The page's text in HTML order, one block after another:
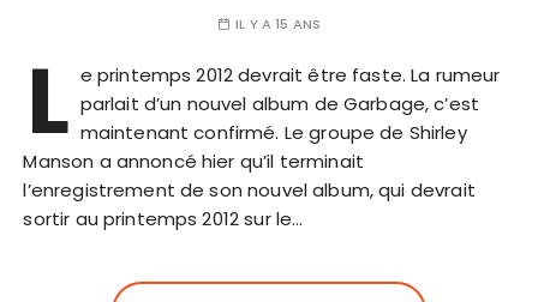
IL Y A 15 ANS
L e printemps 2012 devrait être faste. La rumeur
parlait d’un nouvel album de Garbage, c’est
maintenant confirmé. Le groupe de Shirley
Manson a annoncé hier qu’il terminait
l’enregistrement de son nouvel album, qui devrait
sortir au printemps 2012 sur le…